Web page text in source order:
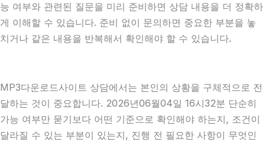
능 여부와 관련된 질문을 미리 준비하면 상담 내용을 더 정확하
게 이해할 수 있습니다. 준비 없이 문의하면 중요한 부분을 놓
치거나 같은 내용을 반복해서 확인해야 할 수 있습니다.
MP3다운로드사이트 상담에서는 본인의 상황을 구체적으로 전
달하는 것이 중요합니다. 2026년06월04일 16시32분 단순히
가능 여부만 묻기보다 어떤 기준으로 확인해야 하는지, 조건이
달라질 수 있는 부분이 있는지, 진행 전 필요한 사항이 무엇인